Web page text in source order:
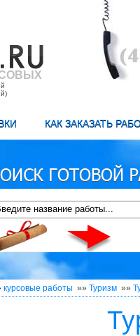
КАК ЗАКАЗАТЬ
курсовые работы »» Туризм »»